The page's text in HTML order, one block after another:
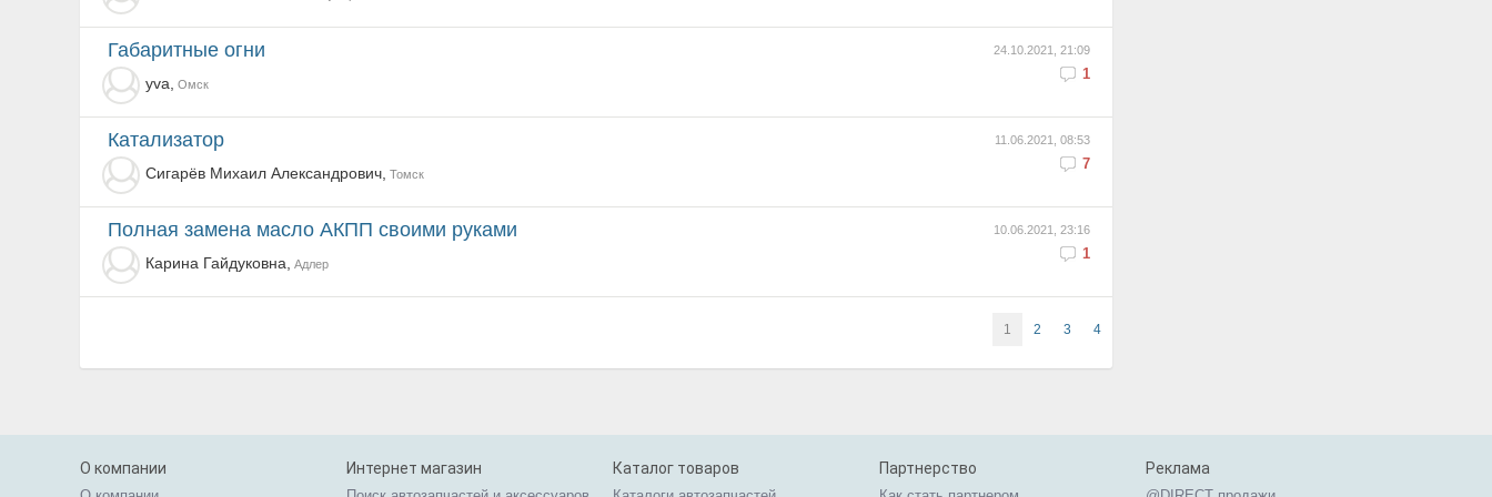
24.10.2021, 21:09
1
Габаритные огни
yva, Омск
11.06.2021, 08:53
7
Катализатор
Сигарёв Михаил Александрович, Томск
10.06.2021, 23:16
1
Полная замена масло АКПП своими руками
Карина Гайдуковна, Адлер
1 2 3 4
О компании Интернет магазин Каталог товаров Партнерство Реклама